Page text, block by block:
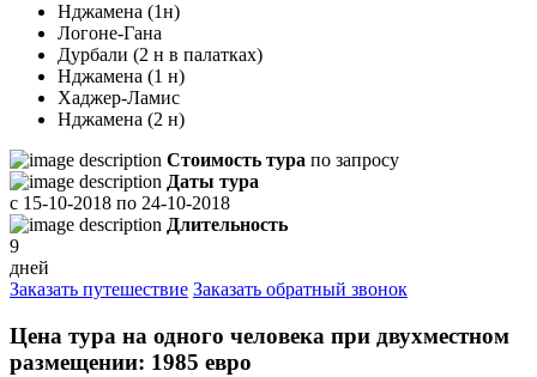
Нджамена (1н)
Логоне-Гана
Дурбали (2 н в палатках)
Нджамена (1 н)
Хаджер-Ламис
Нджамена (2 н)
Стоимость тура по запросу
Даты тура
с 15-10-2018 по 24-10-2018
Длительность
9
дней
Заказать путешествие Заказать обратный звонок
Цена тура на одного человека при двухместном
размещении: 1985 евро